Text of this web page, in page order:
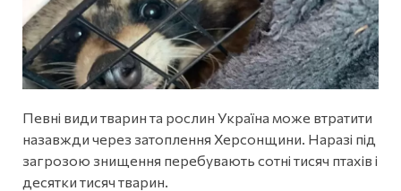
Певні види тварин та рослин Україна може втратити
назавжди через затоплення Херсонщини. Наразі під
загрозою знищення перебувають сотні тисяч птахів і
десятки тисяч тварин.